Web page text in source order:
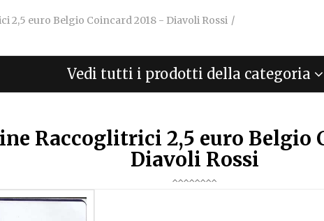
2,5 euro Belgio Coincard 2018 - Diavoli Rossi
Vedi tutti i prodotti della categoria
Raccoglitrici 2,5 euro Belgio
Diavoli Rossi